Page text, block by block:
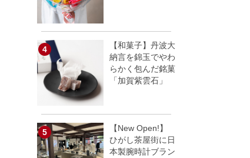
【和菓子】丹波大
納言を錦玉でやわ
らかく包んだ銘菓
「加賀紫雲石」
【New Open!】
ひがし茶屋街に日
本製腕時計ブラン